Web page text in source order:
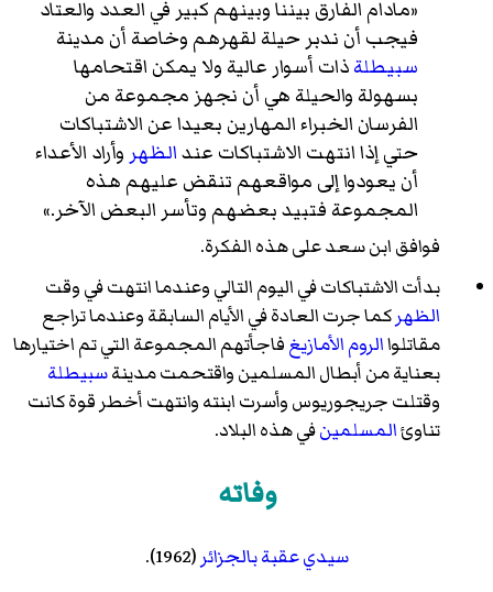
«مادام الفارق بيننا وبينهم كبير في العدد والعتاد
فيجب أن ندبر حيلة لقهرهم وخاصة أن مدينة
سبيطلةذات أسوار عالية ولا يمكن اقتحامها
بسهولة والحيلة هي أن نجهز مجموعة من
الفرسان الخبراء المهارين بعيدا عن الاشتباكات
حتي إذا انتهت الاشتباكات عندالظهر وأراد الأعداء
أن يعودوا إلى مواقعهم تنقض عليهم هذه
المجموعة فتبيد بعضهم وتأسر البعض الآخر.»
فوافق ابن سعد على هذه الفكرة.
بدأت الاشتباكات في اليوم التالي وعندما انتهت في وقت
الظهركما جرت العادة في الأيام السابقة وعندما تراجع
مقاتلواالرومالأمازيغفاجأتهم المجموعة التي تم اختيارها
بعناية من أبطال المسلمين واقتحمت مدينةسبيطلة
وقتلت جريجوريوس وأسرت ابنته وانتهت أخطر قوة كانت
تناوئالمسلمينفي هذه البلاد.
وفاته
سيدي عقبةبالجزائر (1962).